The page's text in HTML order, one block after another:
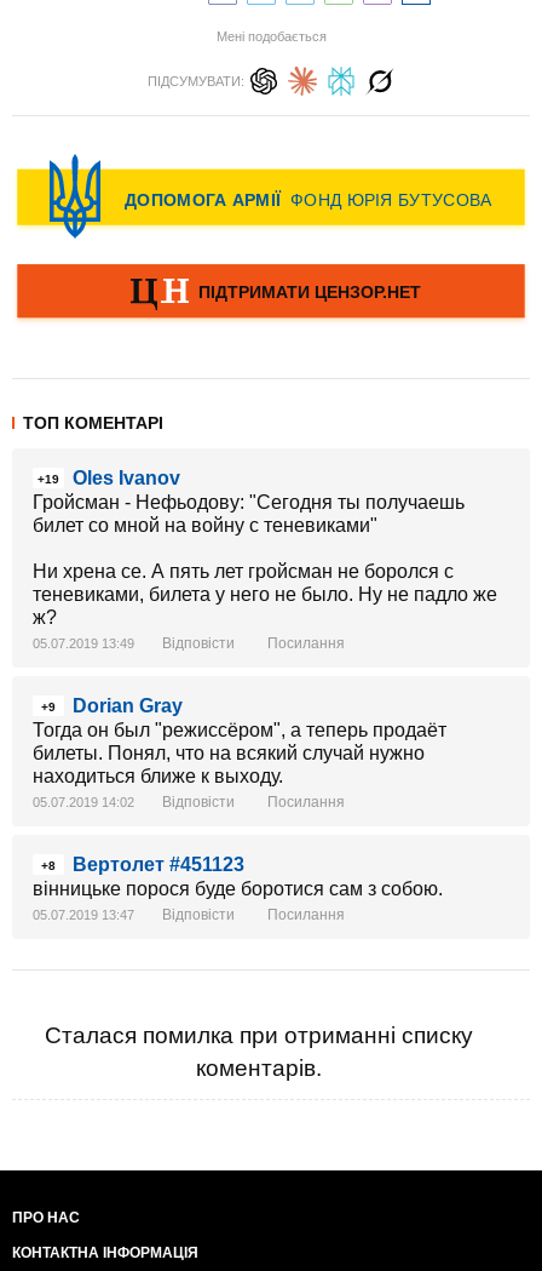
Мені подобається
ПІДСУМУВАТИ:
ТОП КОМЕНТАРІ
+19
Oles Ivanov
Гройсман - Нефьодову: "Сегодня ты получаешь
билет со мной на войну с теневиками"
Ни хрена се. А пять лет гройсман не боролся с
теневиками, билета у него не было. Ну не падло же
ж?
05.07.2019 13:49 Відповісти Посилання
+9
Dorian Gray
Тогда он был "режиссёром", а теперь продаёт
билеты. Понял, что на всякий случай нужно
находиться ближе к выходу.
05.07.2019 14:02 Відповісти Посилання
+8
Вертолет #451123
вінницьке порося буде боротися сам з собою.
05.07.2019 13:47 Відповісти Посилання
Сталася помилка при отриманні списку
коментарів.
ПРО НАС
КОНТАКТНА ІНФОРМАЦІЯ